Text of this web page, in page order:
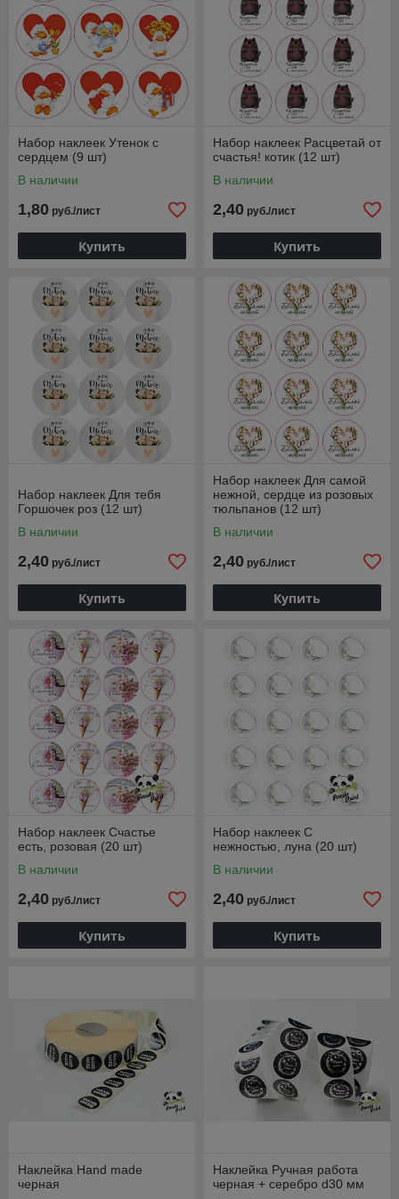
Набор наклеек Утенок с
сердцем (9 шт)
В наличии
1,80 руб./лист
Купить
Набор наклеек Расцветай от
счастья! котик (12 шт)
В наличии
2,40 руб./лист
Купить
Набор наклеек Для тебя
Горшочек роз (12 шт)
В наличии
2,40 руб./лист
Купить
Набор наклеек Для самой
нежной, сердце из розовых
тюльпанов (12 шт)
В наличии
2,40 руб./лист
Купить
Набор наклеек Счастье
есть, розовая (20 шт)
В наличии
2,40 руб./лист
Купить
Набор наклеек С
нежностью, луна (20 шт)
В наличии
2,40 руб./лист
Купить
Наклейка Hand made
черная
Наклейка Ручная работа
черная + серебро d30 мм